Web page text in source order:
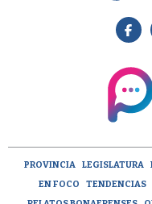
PROVINCIA LEGISLATURA
EN FOCO
TENDENCIAS